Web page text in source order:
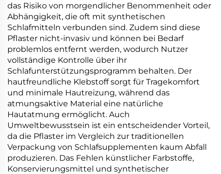
das Risiko von morgendlicher Benommenheit oder
Abhängigkeit, die oft mit synthetischen
Schlafmitteln verbunden sind. Zudem sind diese
Pflaster nicht-invasiv und können bei Bedarf
problemlos entfernt werden, wodurch Nutzer
vollständige Kontrolle über ihr
Schlafunterstützungsprogramm behalten. Der
hautfreundliche Klebstoff sorgt für Tragekomfort
und minimale Hautreizung, während das
atmungsaktive Material eine natürliche
Hautatmung ermöglicht. Auch
Umweltbewusstsein ist ein entscheidender Vorteil,
da die Pflaster im Vergleich zur traditionellen
Verpackung von Schlafsupplementen kaum Abfall
produzieren. Das Fehlen künstlicher Farbstoffe,
Konservierungsmittel und synthetischer